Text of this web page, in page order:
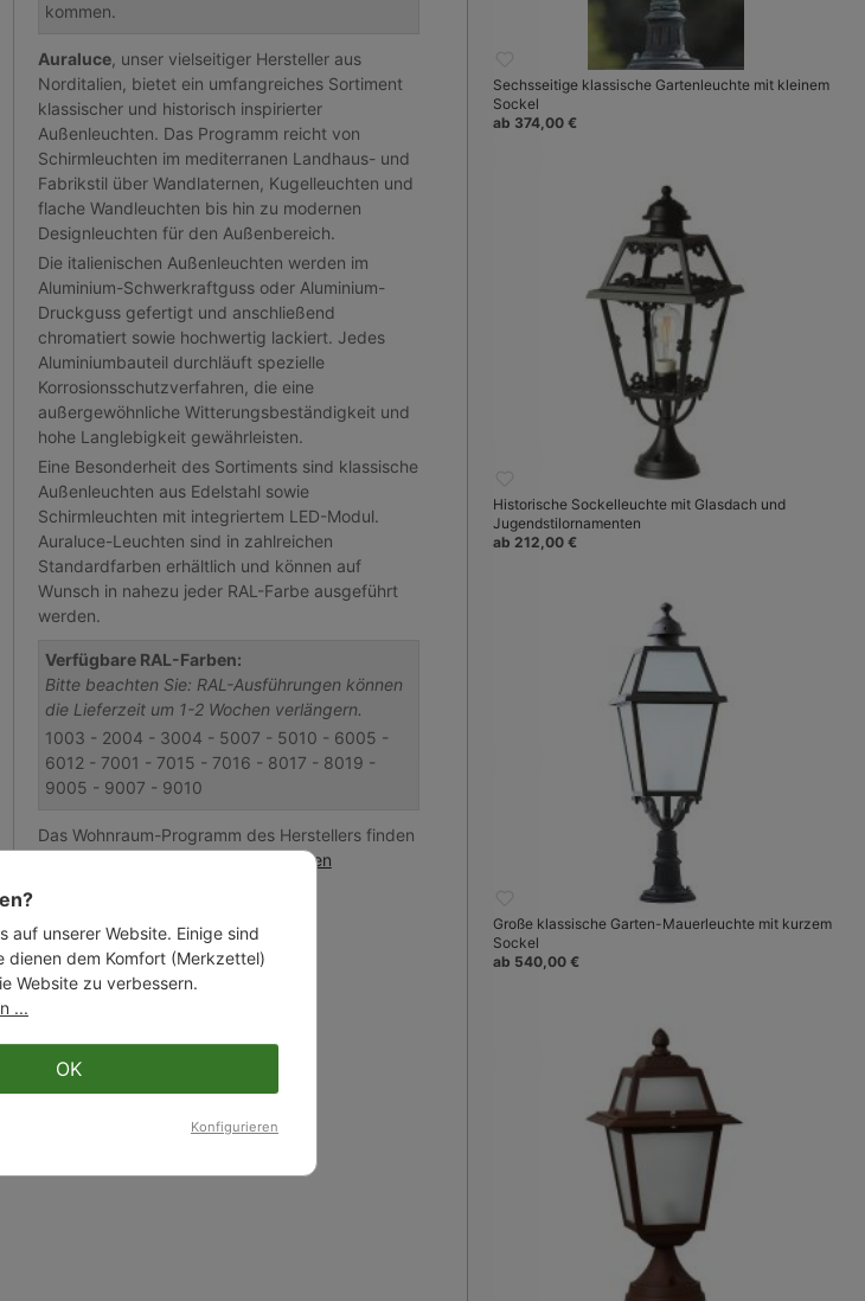
kommen.
Auraluce, unser vielseitiger Hersteller aus
Norditalien, bietet ein umfangreiches Sortiment
klassischer und historisch inspirierter
Außenleuchten. Das Programm reicht von
Schirmleuchten im mediterranen Landhaus- und
Fabrikstil über Wandlaternen, Kugelleuchten und
flache Wandleuchten bis hin zu modernen
Designleuchten für den Außenbereich.
Die italienischen Außenleuchten werden im
Aluminium-Schwerkraftguss oder Aluminium-
Druckguss gefertigt und anschließend
chromatiert sowie hochwertig lackiert. Jedes
Aluminiumbauteil durchläuft spezielle
Korrosionsschutzverfahren, die eine
außergewöhnliche Witterungsbeständigkeit und
hohe Langlebigkeit gewährleisten.
Eine Besonderheit des Sortiments sind klassische
Außenleuchten aus Edelstahl sowie
Schirmleuchten mit integriertem LED-Modul.
Auraluce-Leuchten sind in zahlreichen
Standardfarben erhältlich und können auf
Wunsch in nahezu jeder RAL-Farbe ausgeführt
werden.
Verfügbare RAL-Farben:
Bitte beachten Sie: RAL-Ausführungen können
die Lieferzeit um 1-2 Wochen verlängern.
1003 - 2004 - 3004 - 5007 - 5010 - 6005 -
6012 - 7001 - 7015 - 7016 - 8017 - 8019 -
9005 - 9007 - 9010
Das Wohnraum-Programm des Herstellers finden
Casa lumi – Auraluce für den
Sechsseitige klassische Gartenleuchte mit kleinem
Sockel
ab 374,00 €
Historische Sockelleuchte mit Glasdach und
Jugendstilornamenten
ab 212,00 €
Große klassische Garten-Mauerleuchte mit kurzem
Sockel
ab 540,00 €
auf unserer Website. Einige sind
dienen dem Komfort (Merkzettel)
Website zu verbessern.
...
OK
Konfigurieren